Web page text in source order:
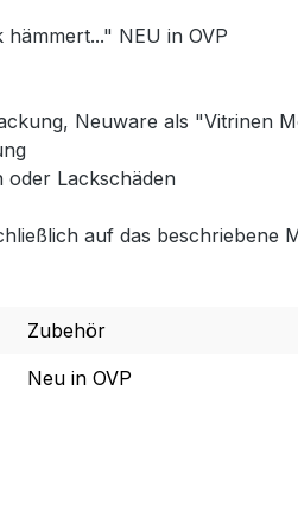
NEU in OVP
Neuware als "Vitrinen
oder Lackschäden
auf das
Zubehör
Neu in OVP